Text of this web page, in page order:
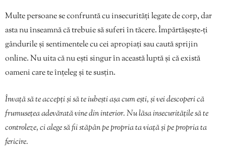
Multe persoane se confruntă cu insecurități legate de corp, dar
asta nu înseamnă că trebuie să suferi în tăcere. Împărtășește-ți
gândurile și sentimentele cu cei apropiați sau caută sprijin
online. Nu uita că nu ești singur în această luptă și că există
oameni care te înțeleg și te susțin.
Învață să te accepți și să te iubești așa cum ești, și vei descoperi că
frumusețea adevărată vine din interior. Nu lăsa insecuritățile să te
controleze, ci alege să fii stăpân pe propria ta viață și pe propria ta
fericire.